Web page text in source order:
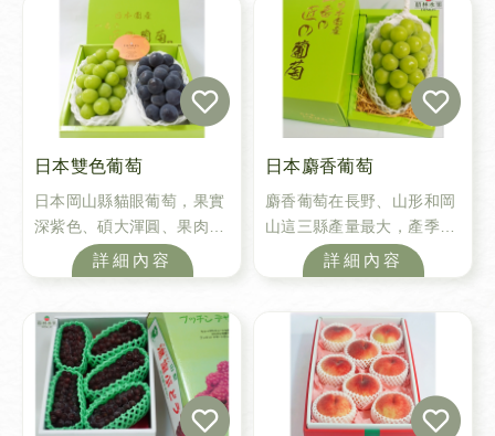
重達15克以上、甜度高達18
度以上，才有被賦予標章認
證的資格。是最高級的葡萄
品種。
一年詢問度破表的頂級水果
之一唷。
日本雙色葡萄
日本岡山縣貓眼葡萄，果實
深紫色、碩大渾圓、果肉無
籽、飽水扎實多汁且充滿彈
性，搭配麝香葡萄美麗的黃
果肉質地，無籽清洗過後可
連皮直接食用，一咬開時，
豐郁多汁的芳香果肉瞬間充
滿整個口中。
詳細內容
日本麝香葡萄
麝香葡萄在長野、山形和岡
山這三縣產量最大，產季約
在6-11月，麝香葡萄有著美
麗的黃綠色果實，清脆且具
過後可連皮直接食用，一咬
開時，豐郁多汁的芳香果肉
瞬間充滿整個口中，充滿著
清新夢幻的風味，吃過後保
證令人久久難以忘懷。
詳細內容